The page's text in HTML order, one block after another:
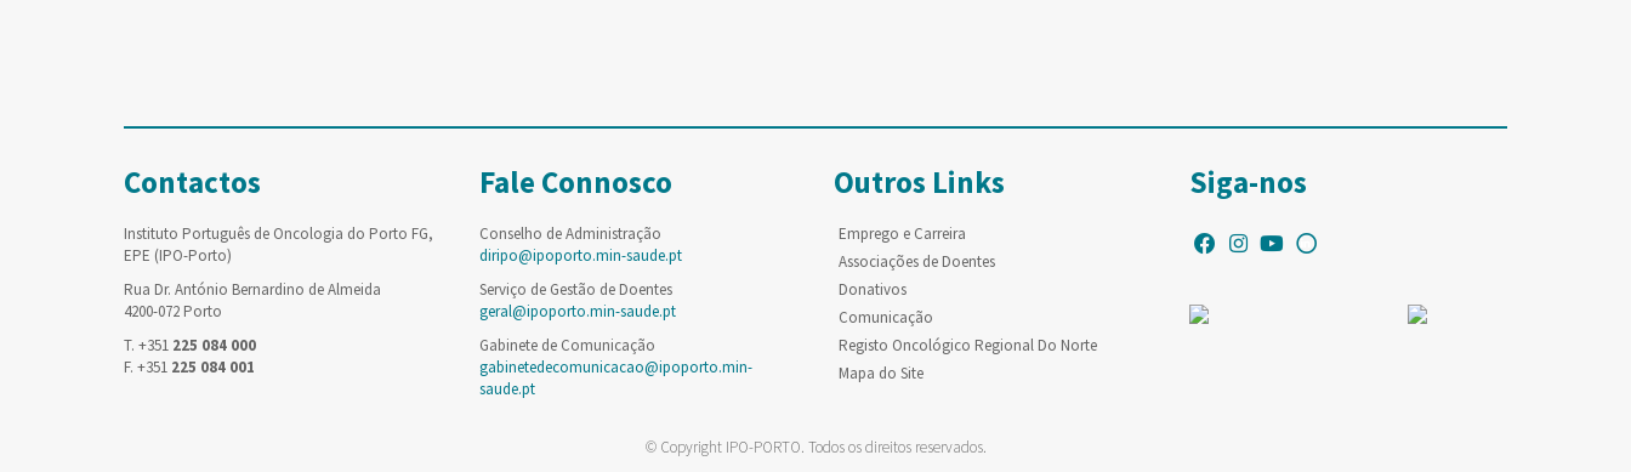
Contactos
Instituto Português de Oncologia do Porto FG,
EPE (IPO-Porto)
Rua Dr. António Bernardino de Almeida
4200-072 Porto
T. +351 225 084 000
F. +351 225 084 001
Fale Connosco
Conselho de Administração
diripo@ipoporto.min-saude.pt
Serviço de Gestão de Doentes
geral@ipoporto.min-saude.pt
Gabinete de Comunicação
gabinetedecomunicacao@ipoporto.min-
saude.pt
Outros Links
Emprego e Carreira
Associações de Doentes
Donativos
Comunicação
Registo Oncológico Regional Do Norte
Mapa do Site
Siga-nos
© Copyright IPO-PORTO. Todos os direitos reservados.